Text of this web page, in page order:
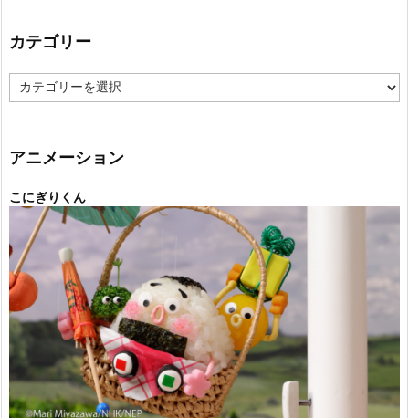
カテゴリー
テ
ー
アニメーション
こにぎりくん